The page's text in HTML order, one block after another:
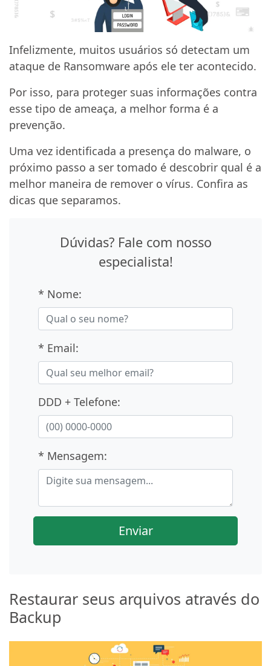
Infelizmente, muitos usuários só detectam um
ataque de Ransomware após ele ter acontecido.
Por isso, para proteger suas informações contra
esse tipo de ameaça, a melhor forma é a
prevenção.
Uma vez identificada a presença do malware, o
próximo passo a ser tomado é descobrir qual é a
melhor maneira de remover o vírus. Confira as
dicas que separamos.
Dúvidas? Fale com nosso
especialista!
* Nome:
* Email:
DDD + Telefone:
* Mensagem:
Enviar
Restaurar seus arquivos através do
Backup